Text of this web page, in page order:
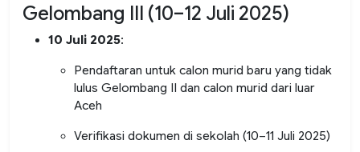
Gelombang III (10–12 Juli 2025)
10 Juli 2025:
Pendaftaran untuk calon murid baru yang tidak
lulus Gelombang II dan calon murid dari luar
Aceh
Verifikasi dokumen di sekolah (10–11 Juli 2025)